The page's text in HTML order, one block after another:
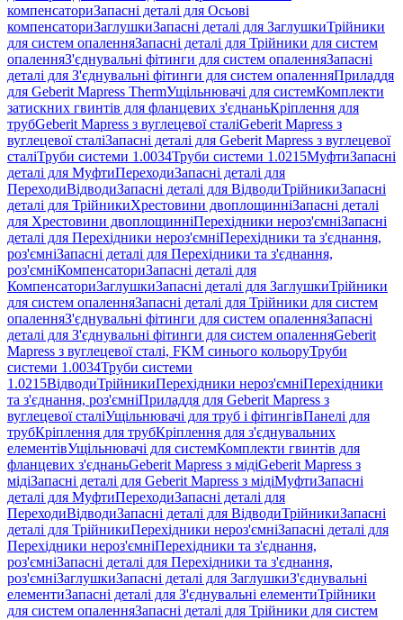
компенсаториЗапасні деталі для Осьові
компенсаториЗаглушкиЗапасні деталі для ЗаглушкиТрійники
для систем опаленняЗапасні деталі для Трійники для систем
опаленняЗ'єднувальні фітинги для систем опаленняЗапасні
деталі для З'єднувальні фітинги для систем опаленняПриладдя
для Geberit Mapress ThermУщільнювачі для системКомплекти
затискних гвинтів для фланцевих з'єднаньКріплення для
трубGeberit Mapress з вуглецевої сталіGeberit Mapress з
вуглецевої сталіЗапасні деталі для Geberit Mapress з вуглецевої
сталіТруби системи 1.0034Труби системи 1.0215МуфтиЗапасні
деталі для МуфтиПереходиЗапасні деталі для
ПереходиВідводиЗапасні деталі для ВідводиТрійникиЗапасні
деталі для ТрійникиХрестовини двоплощинніЗапасні деталі
для Хрестовини двоплощинніПерехідники нероз'ємніЗапасні
деталі для Перехідники нероз'ємніПерехідники та з'єднання,
роз'ємніЗапасні деталі для Перехідники та з'єднання,
роз'ємніКомпенсаториЗапасні деталі для
КомпенсаториЗаглушкиЗапасні деталі для ЗаглушкиТрійники
для систем опаленняЗапасні деталі для Трійники для систем
опаленняЗ'єднувальні фітинги для систем опаленняЗапасні
деталі для З'єднувальні фітинги для систем опаленняGeberit
Mapress з вуглецевої сталі, FKM синього кольоруТруби
системи 1.0034Труби системи
1.0215ВідводиТрійникиПерехідники нероз'ємніПерехідники
та з'єднання, роз'ємніПриладдя для Geberit Mapress з
вуглецевої сталіУщільнювачі для труб і фітингівПанелі для
трубКріплення для трубКріплення для з'єднувальних
елементівУщільнювачі для системКомплекти гвинтів для
фланцевих з'єднаньGeberit Mapress з мідіGeberit Mapress з
мідіЗапасні деталі для Geberit Mapress з мідіМуфтиЗапасні
деталі для МуфтиПереходиЗапасні деталі для
ПереходиВідводиЗапасні деталі для ВідводиТрійникиЗапасні
деталі для ТрійникиПерехідники нероз'ємніЗапасні деталі для
Перехідники нероз'ємніПерехідники та з'єднання,
роз'ємніЗапасні деталі для Перехідники та з'єднання,
роз'ємніЗаглушкиЗапасні деталі для ЗаглушкиЗ'єднувальні
елементиЗапасні деталі для З'єднувальні елементиТрійники
для систем опаленняЗапасні деталі для Трійники для систем